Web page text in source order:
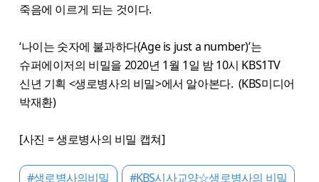
죽음에 이르게 되는 것이다.
‘나이는 숫자에 불과하다(Age is just a number)’는
슈퍼에이저의 비밀을 2020년 1월 1일 밤 10시 KBS1TV
신년 기획 <생로병사의 비밀>에서 알아본다. (KBS미디어
박재환)
[사진 = 생로병사의 비밀 캡쳐]
#생로병사의비밀 #KBS시사교양☆생로병사의 비밀